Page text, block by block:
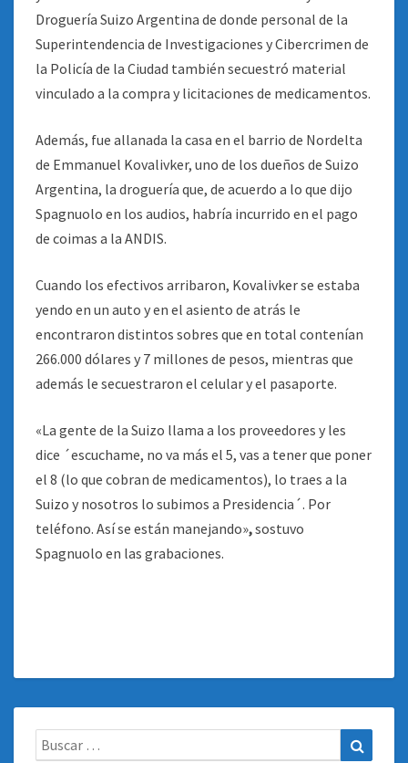
Droguería Suizo Argentina de donde personal de la
Superintendencia de Investigaciones y Cibercrimen de
la Policía de la Ciudad también secuestró material
vinculado a la compra y licitaciones de medicamentos.
Además, fue allanada la casa en el barrio de Nordelta
de Emmanuel Kovalivker, uno de los dueños de Suizo
Argentina, la droguería que, de acuerdo a lo que dijo
Spagnuolo en los audios, habría incurrido en el pago
de coimas a la ANDIS.
Cuando los efectivos arribaron, Kovalivker se estaba
yendo en un auto y en el asiento de atrás le
encontraron distintos sobres que en total contenían
266.000 dólares y 7 millones de pesos, mientras que
además le secuestraron el celular y el pasaporte.
«La gente de la Suizo llama a los proveedores y les
dice ´escuchame, no va más el 5, vas a tener que poner
el 8 (lo que cobran de medicamentos), lo traes a la
Suizo y nosotros lo subimos a Presidencia´. Por
teléfono. Así se están manejando»,sostuvo
Spagnuolo en las grabaciones.
Buscar: